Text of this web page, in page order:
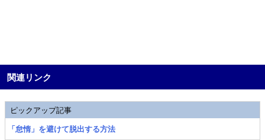
関連リンク
ピックアップ記事
「怠惰」を避けて脱出する方法